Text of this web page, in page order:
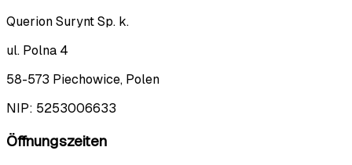
Querion Surynt Sp. k.
ul. Polna 4
58-573 Piechowice, Polen
NIP: 5253006633
Öffnungszeiten